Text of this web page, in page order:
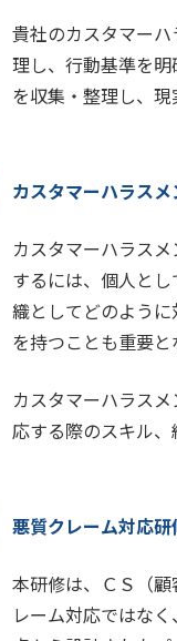
貴社のカスタマー
理し、行動基準を
を収集・整理し、現
カスタマーハラス
カスタマーハラス
するには、個人と
織としてどのよう
を持つことも重要と
カスタマーハラス
応する際のスキル、
悪質クレーム対応
本研修は、ＣＳ（
レーム対応ではな